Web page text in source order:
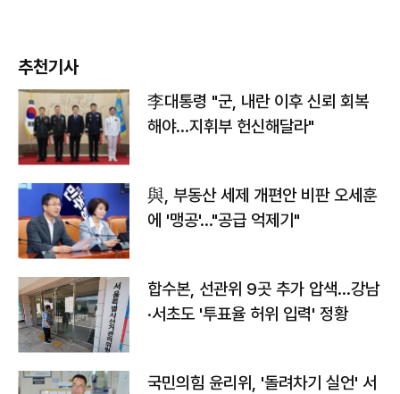
추천기사
李대통령 "군, 내란 이후 신뢰 회복
해야…지휘부 헌신해달라"
與, 부동산 세제 개편안 비판 오세훈
에 '맹공'…"공급 억제기"
합수본, 선관위 9곳 추가 압색…강남
·서초도 '투표율 허위 입력' 정황
국민의힘 윤리위, '돌려차기 실언' 서